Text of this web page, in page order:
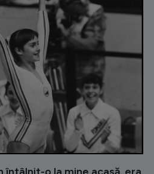
întâlnit-o la mine acasă, era